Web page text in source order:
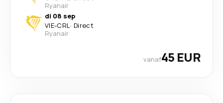
Ryanair
di 08 sep
VIE-CRL· Direct
Ryanair
vanaf45 EUR